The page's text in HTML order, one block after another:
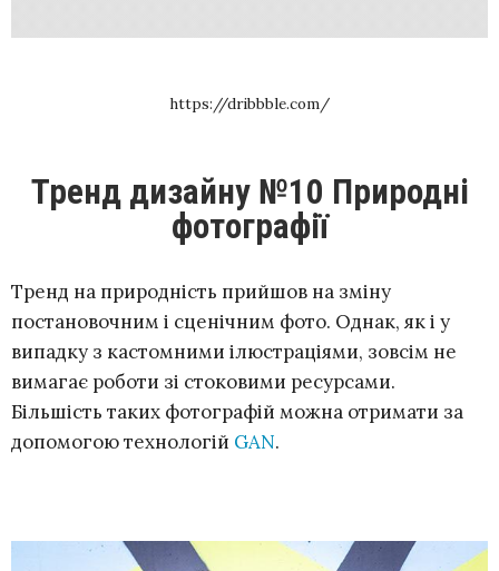
https://dribbble.com/
Тренд дизайну №10 Природні
фотографії
Тренд на природність прийшов на зміну
постановочним і сценічним фото. Однак, як і у
випадку з кастомними ілюстраціями, зовсім не
вимагає роботи зі стоковими ресурсами.
Більшість таких фотографій можна отримати за
допомогою технологій GAN.